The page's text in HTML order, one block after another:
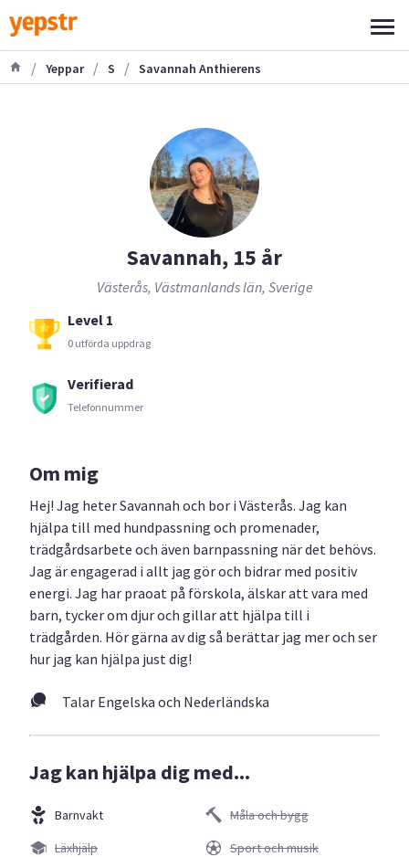
/ Yeppar / S / Savannah Anthierens
Savannah, 15 år
Västerås, Västmanlands län, Sverige
Level 1
0 utförda uppdrag
Verifierad
Telefonnummer
Om mig
Hej! Jag heter Savannah och bor i Västerås. Jag kan
hjälpa till med hundpassning och promenader,
trädgårdsarbete och även barnpassning när det behövs.
Jag är engagerad i allt jag gör och bidrar med positiv
energi. Jag har praoat på förskola, älskar att vara med
barn, tycker om djur och gillar att hjälpa till i
trädgården. Hör gärna av dig så berättar jag mer och ser
hur jag kan hjälpa just dig!
Talar Engelska och Nederländska
Jag kan hjälpa dig med...
Barnvakt
Läxhjälp
Måla och bygg
Sport och musik